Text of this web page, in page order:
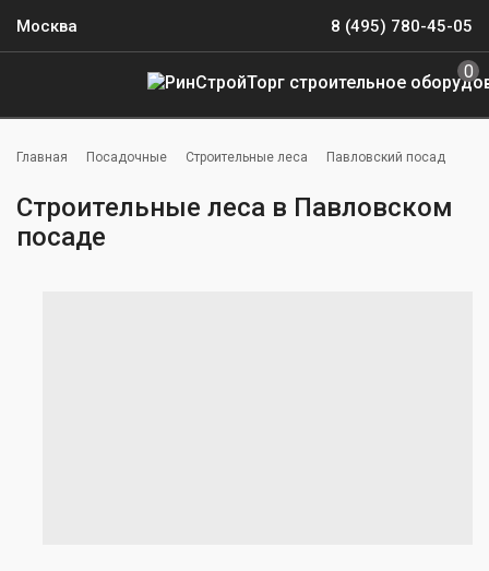
Москва 8 (495) 780-45-05
0
Главная Посадочные Строительные леса Павловский посад
Строительные леса в Павловском
посаде